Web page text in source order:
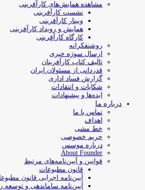
مشاهده همایش‌های کارآفرینی
نشست کارآفرینی
وبینار کارآفرینی
همایش و رویداد کارآفرینی
کارگاه کارآفرینی
روشنفکرانه
ارسال سوژه‌ خبری
تالیف کتاب کارآفرینان
قدردانی از مسئولان ایران
گزارش فساد اداری
شکایات و انتقادات
ایده‌ها و پیشنهادات
درباره ما
تماس با ما
اهداف
خط مشی
حریم خصوصی
درباره موسس
About Founder
قوانین و آیین‌نامه‌های مرتبط
‌قانون مطبوعات
آیین‌نامه اجرایی قانون
آیین‌نامه سامان­دهی و توسعه